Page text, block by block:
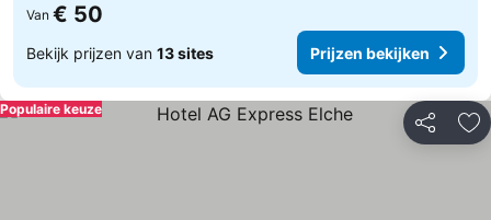
Van € 50
Bekijk prijzen van 13 sites Prijzen bekijken
Delen
Populaire keuze